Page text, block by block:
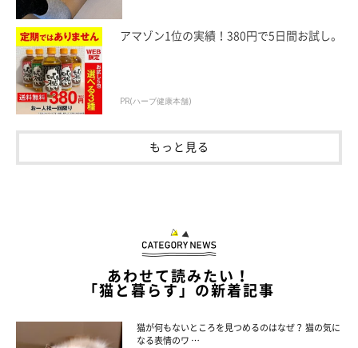
① のどから胸にかけて、ツボを通過するようになでます。指の
先全体で軽く圧をかけながら、くるくるまわしてなでます。7秒
アマゾン1位の実績！380円で5日間お試し。
PR(ハーブ健康本舗)
もっと見る
あわせて読みたい！
「猫と暮らす」の新着記事
猫が何もないところを見つめるのはなぜ？ 猫の気に
なる表情のワ …